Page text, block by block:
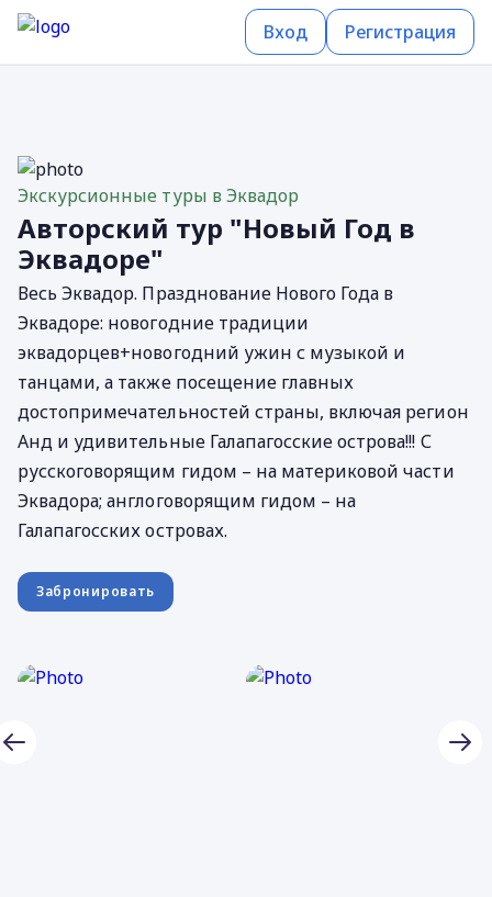
Вход Регистрация
Экскурсионные туры в Эквадор
Авторский тур "Новый Год в
Эквадоре"
Весь Эквадор. Празднование Нового Года в
Эквадоре: новогодние традиции
эквадорцев+новогодний ужин с музыкой и
танцами, а также посещение главных
достопримечательностей страны, включая регион
Анд и удивительные Галапагосские острова!!! С
русскоговорящим гидом – на материковой части
Эквадора; англоговорящим гидом – на
Галапагосских островах.
Забронировать